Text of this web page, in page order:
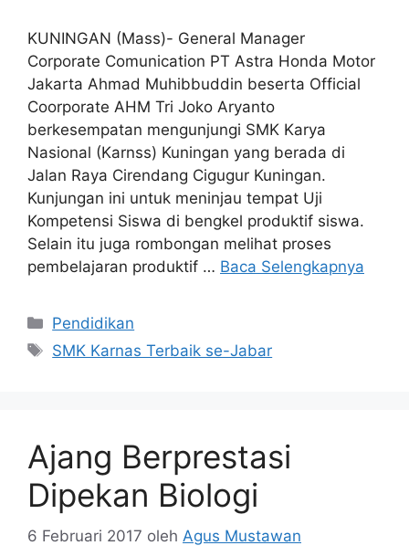
KUNINGAN (Mass)- General Manager
Corporate Comunication PT Astra Honda Motor
Jakarta Ahmad Muhibbuddin beserta Official
Coorporate AHM Tri Joko Aryanto
berkesempatan mengunjungi SMK Karya
Nasional (Karnss) Kuningan yang berada di
Jalan Raya Cirendang Cigugur Kuningan.
Kunjungan ini untuk meninjau tempat Uji
Kompetensi Siswa di bengkel produktif siswa.
Selain itu juga rombongan melihat proses
pembelajaran produktif … Baca Selengkapnya
Kategori
Pendidikan
Tag
SMK Karnas Terbaik se-Jabar
Ajang Berprestasi
Dipekan Biologi
6 Februari 2017 oleh Agus Mustawan